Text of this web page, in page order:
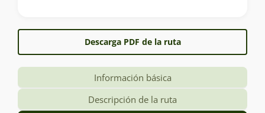
Descarga PDF de la ruta
Información básica
Descripción de la ruta